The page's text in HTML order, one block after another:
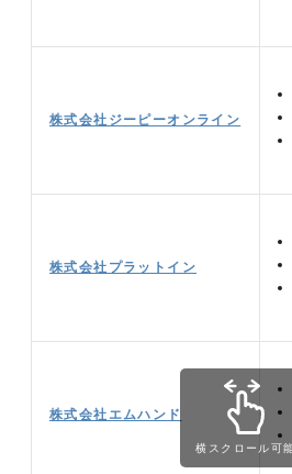
株式会社ジーピーオンライン
株式会社プラットイン
株式会社エムハンド
横スクロール可